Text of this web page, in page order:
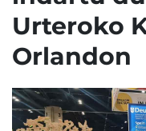
Urteroko
Orlandon